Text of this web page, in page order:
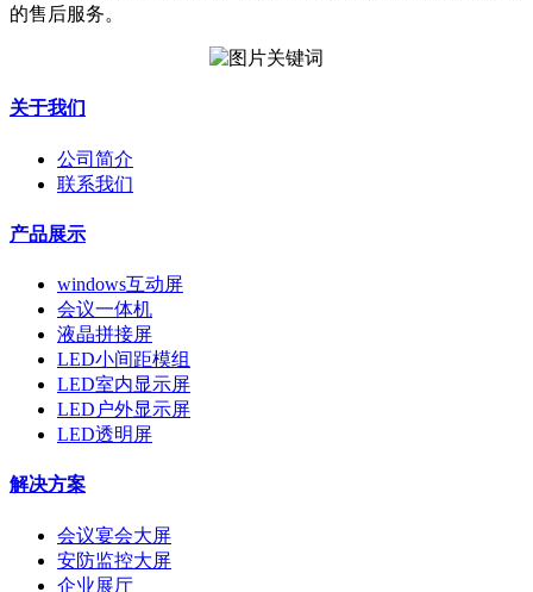
的售后服务。
关于我们
公司简介
联系我们
产品展示
windows互动屏
会议一体机
液晶拼接屏
LED小间距模组
LED室内显示屏
LED户外显示屏
LED透明屏
解决方案
会议宴会大屏
安防监控大屏
企业展厅